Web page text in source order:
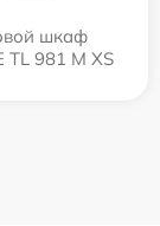
шкаф
TL 981 M XS